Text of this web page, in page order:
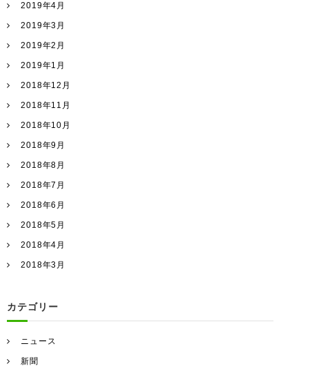
2019年4月
2019年3月
2019年2月
2019年1月
2018年12月
2018年11月
2018年10月
2018年9月
2018年8月
2018年7月
2018年6月
2018年5月
2018年4月
2018年3月
カテゴリー
ニュース
新聞